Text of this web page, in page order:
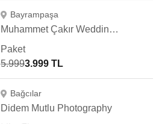
Bayrampaşa
Muhammet Çakır Wedding Photography
Paket
5.9993.999 TL
Bağcılar
Didem Mutlu Photography